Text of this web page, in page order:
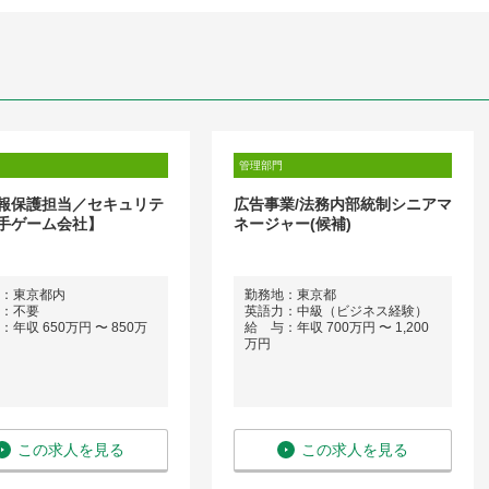
保護担当／セキュリテ
ゲーム会社】
東京都内
不要
年収 650万円 〜 850万
この求人を見る
管理部門
広告事業/法務内部統制シニアマ
ネージャー(候補)
勤務地：東京都
英語力：中級（ビジネス経験）
給 与：年収 700万円 〜 1,200
万円
この求人を見る